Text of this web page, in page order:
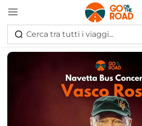
Accedi
Ricordati di me Hai